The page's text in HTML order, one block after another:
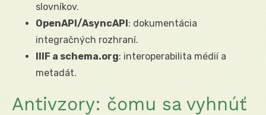
slovníkov.
OpenAPI/AsyncAPI: dokumentácia
integračných rozhraní.
IIIF a schema.org: interoperabilita médií a
metadát.
Antivzory: čomu sa vyhnúť